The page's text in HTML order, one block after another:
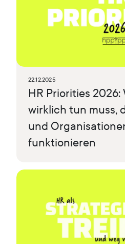
22.12.2025
HR Priorities 2026:
wirklich tun muss,
und
funktionieren